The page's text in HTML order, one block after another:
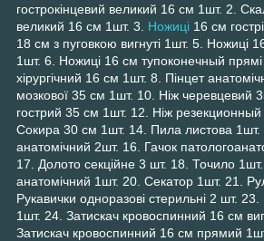
гострокінцевий великий 16 см 1шт. 2.
великий 16 см 1шт. 3. Ножиці 16 см
18 см з пуговкою вигнуті 1шт. 5. Ножиці 16
1шт. 6. Ножиці 16 см тупоконечный прямі
хірургічний 16 см 1шт. 8. Пінцет
мозкової 35 см 1шт. 10. Ніж черевцевий
гострий 35 см 1шт. 12. Ніж
Сокира 30 см 1шт. 14. Пила листова 1шт.
анатомічний 2шт. 16. Гачок
17. Долото секційне 3 шт. 18. Точило
анатомічний 1шт. 20. Секатор 1шт. 21.
Рукавички одноразові стерильні 2 шт.
1шт. 24. Затискач кровоспинний 16 см
Затискач кровоспинний 16 см прямий